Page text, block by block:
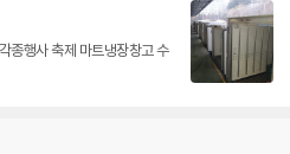
종행사 축제 마트냉장창고 수